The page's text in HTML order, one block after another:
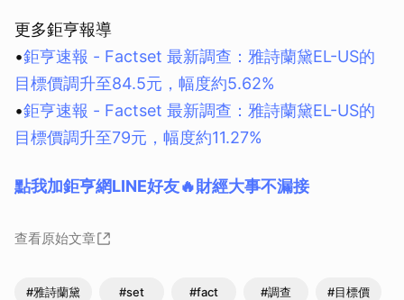
更多鉅亨報導
•鉅亨速報 - Factset 最新調查：雅詩蘭黛EL-US的
目標價調升至84.5元，幅度約5.62%
•鉅亨速報 - Factset 最新調查：雅詩蘭黛EL-US的
目標價調升至79元，幅度約11.27%
點我加鉅亨網LINE好友🔥財經大事不漏接
查看原始文章
#雅詩蘭黛 #set #fact #調查 #目標價